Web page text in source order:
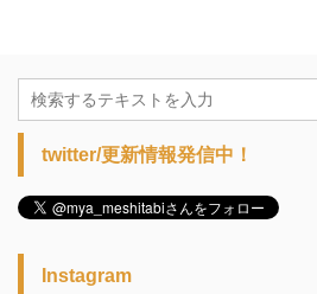
twitter/更新情報発信中！
Instagram